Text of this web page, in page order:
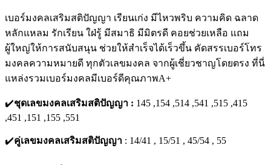
เบอร์มงคลเสริมสติปัญญา เรียนเก่ง มีไหวพริบ ความคิด ฉลาด
หลักแหลม รักเรียน ใฝ่รู้ มีสมาธิ มีมิตรดี คอยช่วยเหลือ แถม
ผู้ใหญ่ให้การสนับสนุน ช่วยให้สำเร็จได้เร็วขึ้น คัดสรรเบอร์โทร
มงคลความหมายดี ทุกตัวเลขมงคล จากผู้เชี่ยวชาญโดยตรง ที่นี่
แหล่งรวมเบอร์มงคลมีเบอร์ดีคุณภาพA+
✔️ชุดเลขมงคลเสริมสติปัญญา : 145 ,154 ,514 ,541 ,515 ,415
,451 ,151 ,155 ,551
✔️คู่เลขมงคลเสริมสติปัญญา : 14/41 , 15/51 , 45/54 , 55